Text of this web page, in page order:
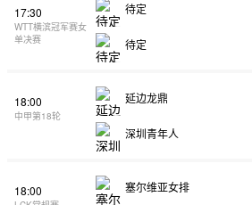
17:30
WTT横滨冠军赛女
单决赛
待定
待定
18:00
中甲第18轮
延边龙鼎
深圳青年人
18:00 塞尔维亚女排